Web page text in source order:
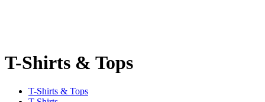
T-Shirts & Tops
T-Shirts & Tops